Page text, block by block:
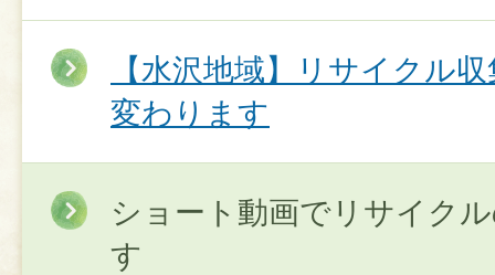
【水沢地域】リサイクル
変わります
ショート動画でリサイク
す